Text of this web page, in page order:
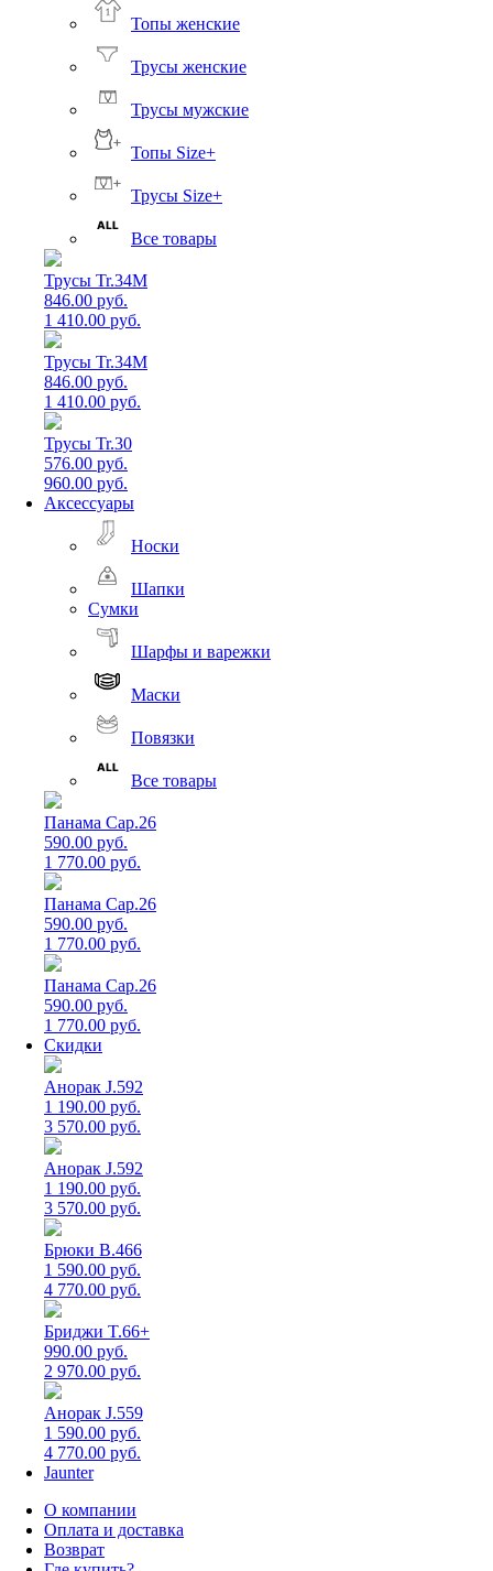
Топы женские
Трусы женские
Трусы мужские
Топы Size+
Трусы Size+
Все товары
Трусы Tr.34M
846.00 руб.
1 410.00 руб.
Трусы Tr.34M
846.00 руб.
1 410.00 руб.
Трусы Tr.30
576.00 руб.
960.00 руб.
Аксессуары
Носки
Шапки
Сумки
Шарфы и варежки
Маски
Повязки
Все товары
Панама Cap.26
590.00 руб.
1 770.00 руб.
Панама Cap.26
590.00 руб.
1 770.00 руб.
Панама Cap.26
590.00 руб.
1 770.00 руб.
Скидки
Анорак J.592
1 190.00 руб.
3 570.00 руб.
Анорак J.592
1 190.00 руб.
3 570.00 руб.
Брюки B.466
1 590.00 руб.
4 770.00 руб.
Бриджи T.66+
990.00 руб.
2 970.00 руб.
Анорак J.559
1 590.00 руб.
4 770.00 руб.
Jaunter
О компании
Оплата и доставка
Возврат